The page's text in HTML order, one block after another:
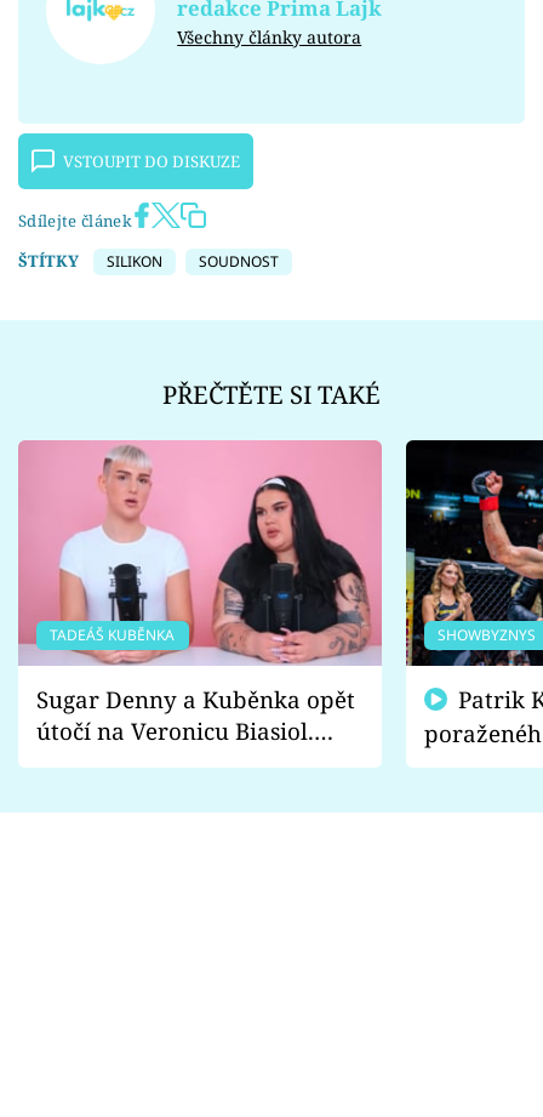
redakce Prima Lajk
Všechny články autora
VSTOUPIT DO DISKUZE
Sdílejte článek
ŠTÍTKY
SILIKON SOUDNOST
PŘEČTĚTE SI TAKÉ
TADEÁŠ KUBĚNKA
Sugar Denny a Kuběnka opět
útočí na Veronicu Biasiol.
Proč je podle nich falešná a
SHOWBYZNYS
fanoušci